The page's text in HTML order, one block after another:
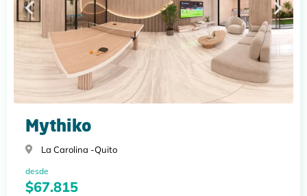
Mythiko
La Carolina -Quito
desde
$67.815